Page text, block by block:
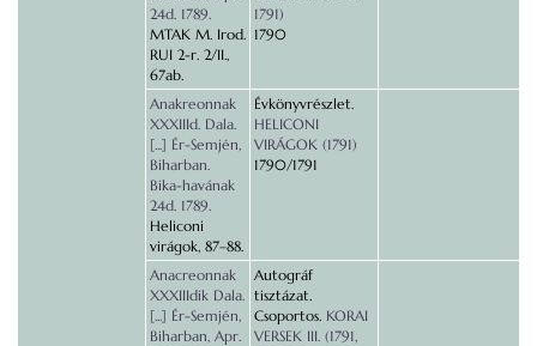
24d. 1789.
MTAK M. Irod.
RUI 2-r. 2/II.,
67ab.
1791)
1790
Anakreonnak
XXXIIId. Dala.
[...] Ér-Semjén,
Biharban.
Bika-havának
24d. 1789.
Heliconi
virágok, 87–88.
Évkönyvrészlet.
HELICONI
VIRÁGOK (1791)
1790/1791
Anacreonnak
XXXIIIdik Dala.
[...] Ér-Semjén,
Biharban, Apr.
Autográf
tisztázat.
Csoportos. KORAI
VERSEK III. (1791,